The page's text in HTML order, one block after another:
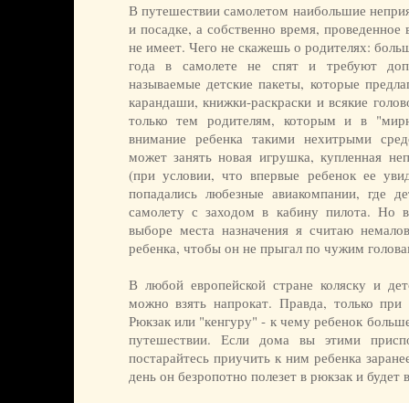
В путешествии самолетом наибольшие
и посадке, а собственно время, проведенное
не имеет. Чего не скажешь о родителях:
года в самолете не спят и требуют
называемые детские пакеты, которые
карандаши, книжки-раскраски и всякие
только тем родителям, которым и в
внимание ребенка такими нехитрыми
может занять новая игрушка, купленная
(при условии, что впервые ребенок ее
попадались любезные авиакомпании, где
самолету с заходом в кабину пилота. Но
выборе места назначения я считаю
ребенка, чтобы он не прыгал по чужим
В любой европейской стране коляску и
можно взять напрокат. Правда, только при
Рюкзак или "кенгуру" - к чему ребенок
путешествии. Если дома вы этими
постарайтесь приучить к ним ребенка
день он безропотно полезет в рюкзак и